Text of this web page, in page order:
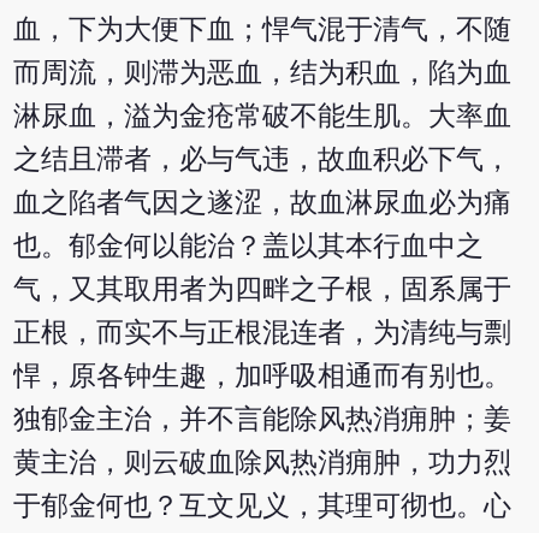
血，下为大便下血；悍气混于清气，不随
而周流，则滞为恶血，结为积血，陷为血
淋尿血，溢为金疮常破不能生肌。大率血
之结且滞者，必与气违，故血积必下气，
血之陷者气因之遂涩，故血淋尿血必为痛
也。郁金何以能治？盖以其本行血中之
气，又其取用者为四畔之子根，固系属于
正根，而实不与正根混连者，为清纯与剽
悍，原各钟生趣，加呼吸相通而有别也。
独郁金主治，并不言能除风热消痈肿；姜
黄主治，则云破血除风热消痈肿，功力烈
于郁金何也？互文见义，其理可彻也。心